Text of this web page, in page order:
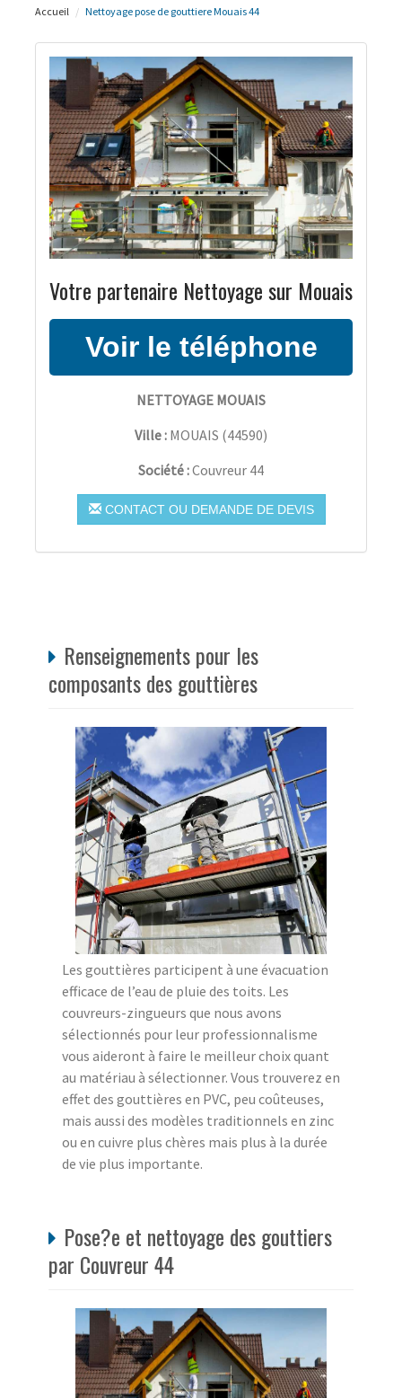
Accueil Nettoyage pose de gouttiere Mouais 44
Votre partenaire Nettoyage sur Mouais
NETTOYAGE MOUAIS
Ville : MOUAIS (44590)
Société :Couvreur 44
CONTACT OU DEMANDE DE DEVIS
Renseignements pour les
composants des gouttières
Les gouttières participent à une évacuation
efficace de l’eau de pluie des toits. Les
couvreurs-zingueurs que nous avons
sélectionnés pour leur professionnalisme
vous aideront à faire le meilleur choix quant
au matériau à sélectionner. Vous trouverez en
effet des gouttières en PVC, peu coûteuses,
mais aussi des modèles traditionnels en zinc
ou en cuivre plus chères mais plus à la durée
de vie plus importante.
Pose?e et nettoyage des gouttiers
par Couvreur 44